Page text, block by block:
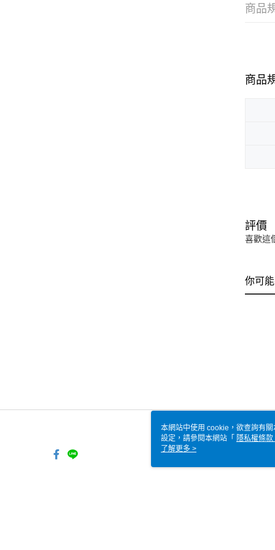
商品
商品
評價
喜歡這
你可
本網站中使用 cookie，欲查詢有
設定，請參閱本網站「 隱私權條款
使用 cookie。
了解更多 >